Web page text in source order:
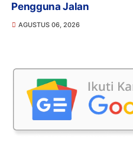
Pengguna Jalan
AGUSTUS 06, 2026